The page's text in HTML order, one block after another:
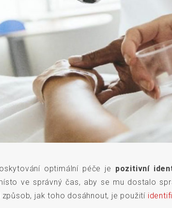
optimální péče je pozitivní
ve správný čas, aby se mu dostalo
jak toho dosáhnout, je použití